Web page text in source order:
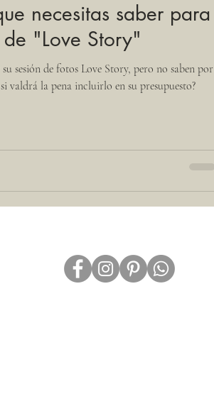
necesitas saber para
de "Love Story"
sesión de fotos Love Story, pero no saben por
valdrá la pena incluirlo en su presupuesto?